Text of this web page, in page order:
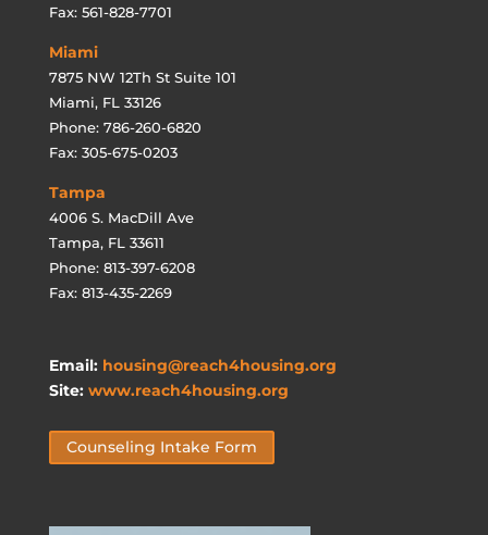
Fax: 561-828-7701
Miami
7875 NW 12Th St Suite 101
Miami, FL 33126
Phone: 786-260-6820
Fax: 305-675-0203
Tampa
4006 S. MacDill Ave
Tampa, FL 33611
Phone: 813-397-6208
Fax: 813-435-2269
Email: housing@reach4housing.org
Site: www.reach4housing.org
Counseling Intake Form